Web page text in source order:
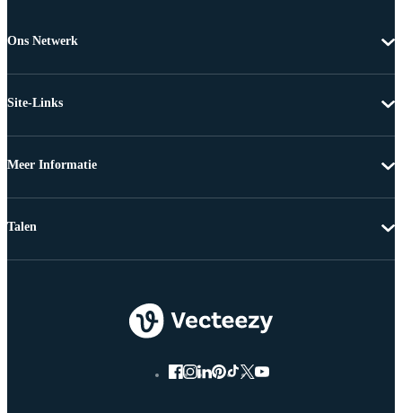
Ons Netwerk
Site-Links
Meer Informatie
Talen